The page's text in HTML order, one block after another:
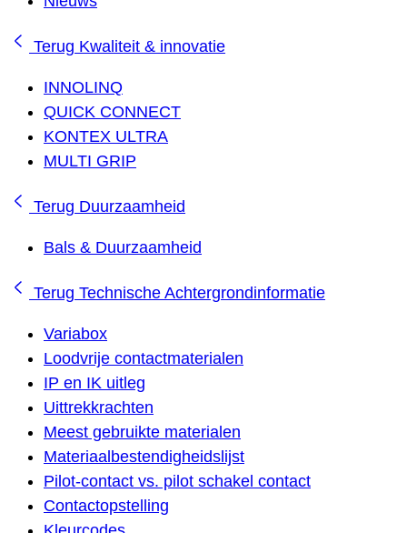
Terug Kwaliteit & innovatie
INNOLINQ
QUICK CONNECT
KONTEX ULTRA
MULTI GRIP
Terug Duurzaamheid
Bals & Duurzaamheid
Terug Technische Achtergrondinformatie
Variabox
Loodvrije contactmaterialen
IP en IK uitleg
Uittrekkrachten
Meest gebruikte materialen
Materiaalbestendigheidslijst
Pilot-contact vs. pilot schakel contact
Contactopstelling